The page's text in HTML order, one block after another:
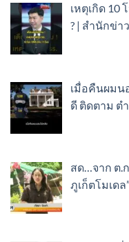
เหตุเกิด 10
? | สำนักข่า
เมื่อคืนผมน
ดี ติดตาม ต
สด…จาก ต.
ภูเก็ตโมเด